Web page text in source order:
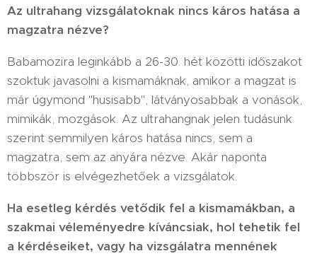
Az ultrahang vizsgálatoknak nincs káros hatása a
magzatra nézve?
Babamozira leginkább a 26-30. hét közötti időszakot
szoktuk javasolni a kismamáknak, amikor a magzat is
már úgymond "husisabb", látványosabbak a vonások,
mimikák, mozgások. Az ultrahangnak jelen tudásunk
szerint semmilyen káros hatása nincs, sem a
magzatra, sem az anyára nézve. Akár naponta
többször is elvégezhetőek a vizsgálatok.
Ha esetleg kérdés vetődik fel a kismamákban, a
szakmai véleményedre kíváncsiak, hol tehetik fel
a kérdéseiket, vagy ha vizsgálatra mennének